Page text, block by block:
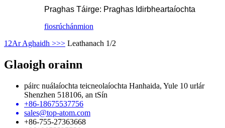
Praghas Táirge: Praghas Idirbheartaíochta
fiosrúchánmion
1 2Ar Aghaidh >>> Leathanach 1/2
Glaoigh orainn
páirc nuálaíochta teicneolaíochta Hanhaida, Yule 10 urlár
Shenzhen 518106, an tSín
+86-18675537756
sales@top-atom.com
+86-755-27363668